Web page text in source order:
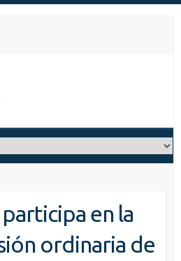
en la
ordinaria de